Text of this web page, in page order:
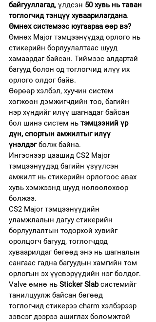
байгууллагад, үлдсэн 50 хувь нь таван
тоглогчид тэнцүү хуваарилагдана.
Өмнөх системээс юугаараа өөр вэ?
Өмнөх Major тэмцээнүүдэд орлого нь
стикерийн борлуулалтаас шууд
хамаардаг байсан. Тиймээс алдартай
багууд болон од тоглогчид илүү их
орлого олдог байв.
Өөрөөр хэлбэл, хуучин систем
хөгжөөн дэмжигчдийн тоо, багийн
нэр хүндийг илүү шагнадаг байсан
бол шинэ систем нь тэмцээний үр
дүн, спортын амжилтыг илүү
үнэлдэг болж байна.
Ингэснээр цаашид CS2 Major
тэмцээнүүдэд багийн үзүүлсэн
амжилт нь стикерийн орлогоос авах
хувь хэмжээнд шууд нөлөөлөхөөр
болжээ.
CS2 Major тэмцээнүүдийн
уламжлалын дагуу стикерийн
борлуулалтын тодорхой хувийг
оролцогч багууд, тоглогчдод
хуваарилдаг бөгөөд энэ нь шагналын
сангаас гадна багуудын хамгийн том
орлогын эх үүсвэрүүдийн нэг болдог.
Valve өмнө нь Sticker Slab системийг
танилцуулж байсан бөгөөд
тоглогчид стикерээ charm хэлбэрээр
зэвсэг дээрээ ашиглах боломжтой